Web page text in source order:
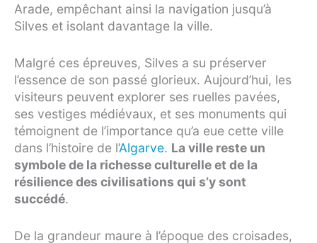
Arade, empêchant ainsi la navigation jusqu’à
Silves et isolant davantage la ville.
Malgré ces épreuves, Silves a su préserver
l’essence de son passé glorieux. Aujourd’hui, les
visiteurs peuvent explorer ses ruelles pavées,
ses vestiges médiévaux, et ses monuments qui
témoignent de l’importance qu’a eue cette ville
dans l’histoire de l’Algarve. La ville reste un
symbole de la richesse culturelle et de la
résilience des civilisations qui s’y sont
succédé.
De la grandeur maure à l’époque des croisades,